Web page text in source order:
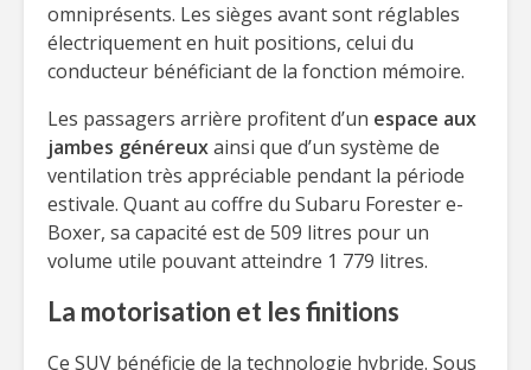
omniprésents. Les sièges avant sont réglables
électriquement en huit positions, celui du
conducteur bénéficiant de la fonction mémoire.
Les passagers arrière profitent d’un espace aux
jambes généreuxainsi que d’un système de
ventilation très appréciable pendant la période
estivale. Quant au coffre du Subaru Forester e-
Boxer, sa capacité est de 509 litres pour un
volume utile pouvant atteindre 1 779 litres.
La motorisation et les finitions
Ce SUV bénéficie de la technologie hybride. Sous